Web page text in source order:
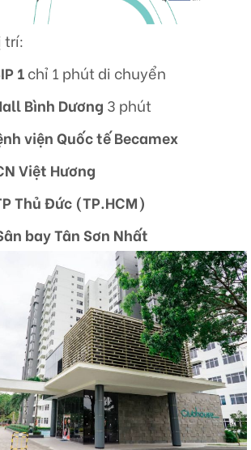
trí:
1chỉ 1 phút di chuyển
Bình Dương 3 phút
viện Quốc tế Becamex
Việt Hương
Thủ Đức (TP.HCM)
bay Tân Sơn Nhất